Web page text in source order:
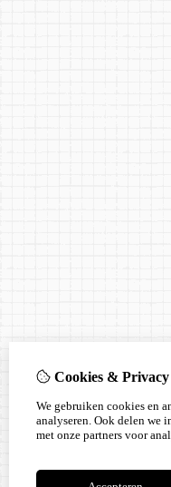
Cookies & Privacy
We gebruiken cookies en
analyseren. Ook delen we
met onze partners voor